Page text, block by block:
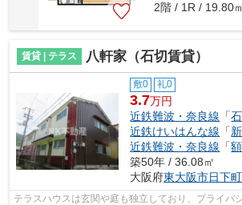
2階 / 1R / 19.80
賃貸 | テラス 八軒家（石切賃貸）
敷0 礼0
3.7万円
近鉄難波・奈良線 「
近鉄けいはんな線 「
近鉄難波・奈良線 「
築50年 / 36.08㎡
大阪府東大阪市日下町
テラスハウスは玄関や庭も独立しており、プライバ